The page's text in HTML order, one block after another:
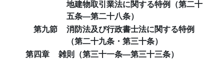
地建物取引業法に関する特例（第二十
五条―第二十八条）
第九節
消防法及び行政書士法に関する特例
（第二十九条・第三十条）
第四章
雑則（第三十一条―第三十三条）